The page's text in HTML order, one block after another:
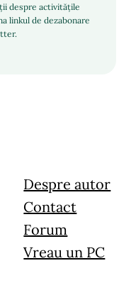
despre activitățile
linkul de dezabonare
Despre autor
Contact
Forum
Vreau un PC